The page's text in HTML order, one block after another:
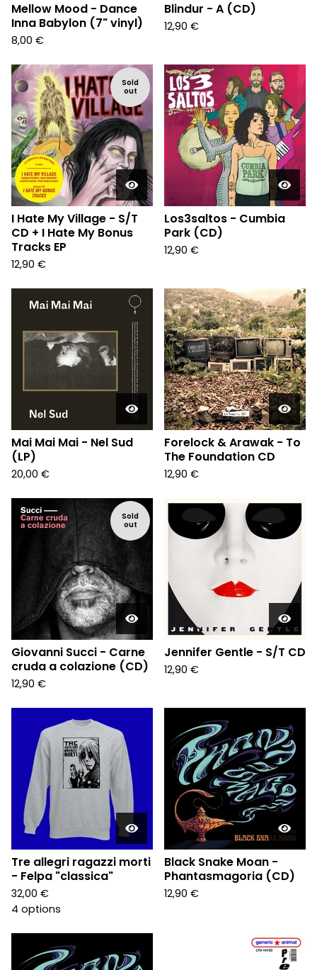
Mellow Mood - Dance
Inna Babylon (7" vinyl)
8,00 €
Blindur - A (CD)
12,90 €
Sold
out
I Hate My Village - S/T
CD + I Hate My Bonus
Tracks EP
12,90 €
Los3saltos - Cumbia
Park (CD)
12,90 €
Mai Mai Mai - Nel Sud
(LP)
20,00 €
Forelock & Arawak - To
The Foundation CD
12,90 €
Sold
out
Giovanni Succi - Carne
cruda a colazione (CD)
12,90 €
Jennifer Gentle - S/T CD
12,90 €
Tre allegri ragazzi morti
- Felpa "classica"
32,00 €
4 options
Black Snake Moan -
Phantasmagoria (CD)
12,90 €